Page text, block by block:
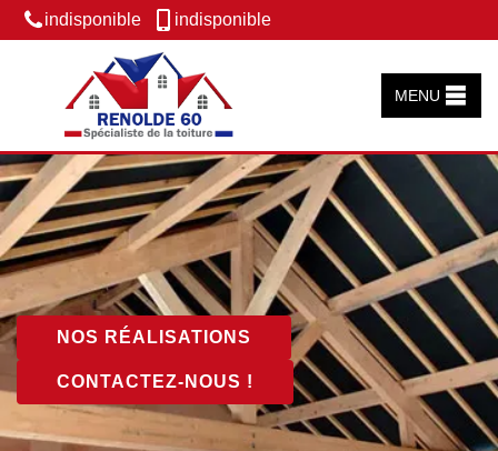
indisponible indisponible
MENU
NOS RÉALISATIONS
CONTACTEZ-NOUS !